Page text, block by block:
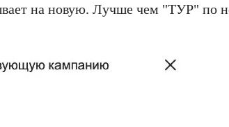
на новую. Лучше чем "ТУР" по